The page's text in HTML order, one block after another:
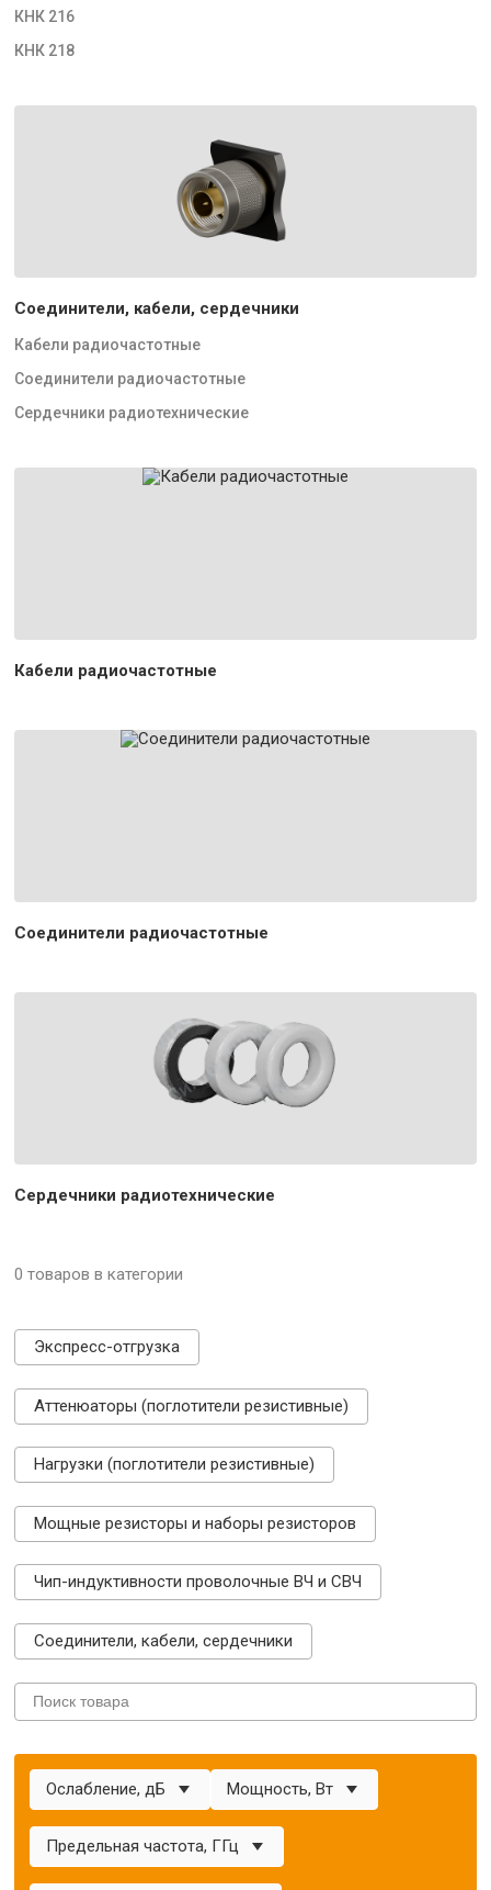
КНК 216
КНК 218
Соединители, кабели, сердечники
Кабели радиочастотные
Соединители радиочастотные
Сердечники радиотехнические
Кабели радиочастотные
Соединители радиочастотные
Сердечники радиотехнические
0 товаров в категории
Экспресс-отгрузка
Аттенюаторы (поглотители резистивные)
Нагрузки (поглотители резистивные)
Мощные резисторы и наборы резисторов
Чип-индуктивности проволочные ВЧ и СВЧ
Соединители, кабели, сердечники
Ослабление, дБ Мощность, Вт
Предельная частота, ГГц